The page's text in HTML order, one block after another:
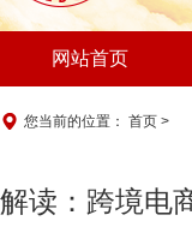
网站首页
您当前的位置： 首页 >
解读：跨境电